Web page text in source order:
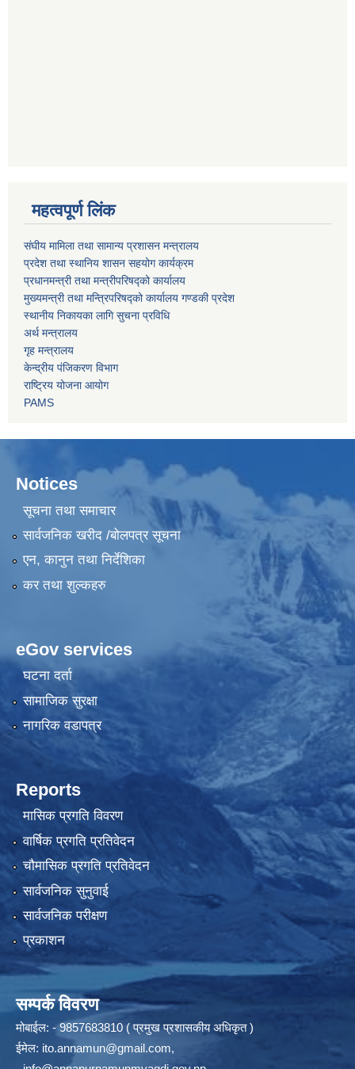
महत्वपूर्ण लिंक
संघीय मामिला तथा सामान्य प्रशासन मन्त्रालय
प्रदेश तथा स्थानिय शासन सहयोग कार्यक्रम
प्रधानमन्त्री तथा मन्त्रीपरिषद्को कार्यालय
मुख्यमन्त्री तथा मन्त्रिपरिषद्को कार्यालय गण्डकी प्रदेश
स्थानीय निकायका लागि सुचना प्रविधि
अर्थ मन्त्रालय
गृह मन्त्रालय
केन्द्रीय पंजिकरण विभाग
राष्ट्रिय योजना आयोग
PAMS
Notices
सूचना तथा समाचार
सार्वजनिक खरीद /बोलपत्र सूचना
एन, कानुन तथा निर्देशिका
कर तथा शुल्कहरु
eGov services
घटना दर्ता
सामाजिक सुरक्षा
नागरिक वडापत्र
Reports
मासिक प्रगति विवरण
वार्षिक प्रगति प्रतिवेदन
चौमासिक प्रगति प्रतिवेदन
सार्वजनिक सुनुवाई
सार्वजनिक परीक्षण
प्रकाशन
सम्पर्क विवरण
मोबाईल: - 9857683810 ( प्रमुख प्रशासकीय अधिकृत )
ईमेल: ito.annamun@gmail.com,